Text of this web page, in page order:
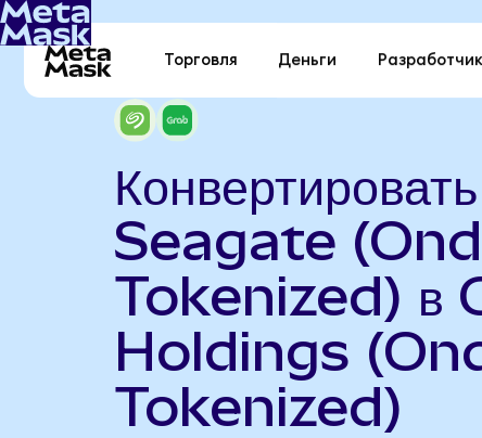
Торговля Деньги Разработчик
Конвертировать
Seagate
Tokenized) в
Holdings
Tokenized)